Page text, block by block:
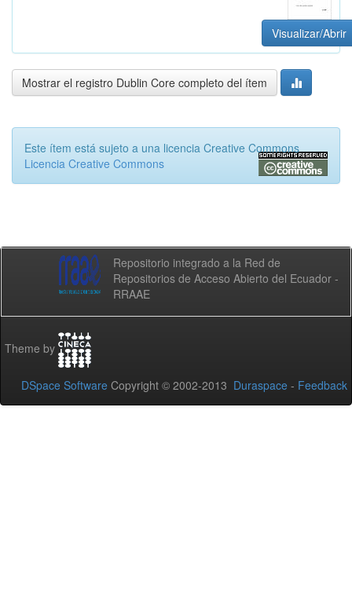
Visualizar/Abrir
Mostrar el registro Dublin Core completo del ítem
Este ítem está sujeto a una licencia Creative Commons
Licencia Creative Commons
Repositorio integrado a la Red de
Repositorios de Acceso Abierto del Ecuador -
RRAAE
Theme by
DSpace Software Copyright © 2002-2013 Duraspace - Feedback